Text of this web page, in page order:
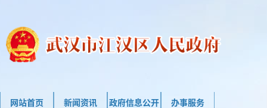
网站首页 新闻资讯 政府信息公开 办事服务